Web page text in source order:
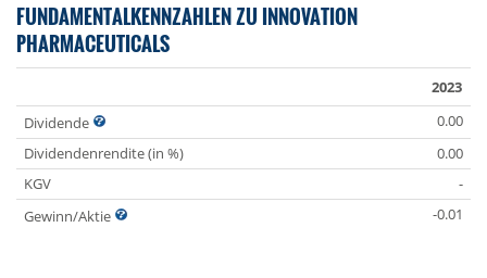
FUNDAMENTALKENNZAHLEN ZU INNOVATION
PHARMACEUTICALS
2023
Dividende
0.00
Dividendenrendite (in %)
0.00
KGV
-
Gewinn/Aktie
-0.01